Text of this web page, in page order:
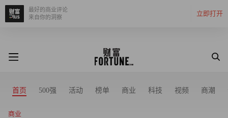
立即打开
最好的商业评论
来自你的洞察
首页 500强 活动 榜单 商业 科技 视频 商潮
商业